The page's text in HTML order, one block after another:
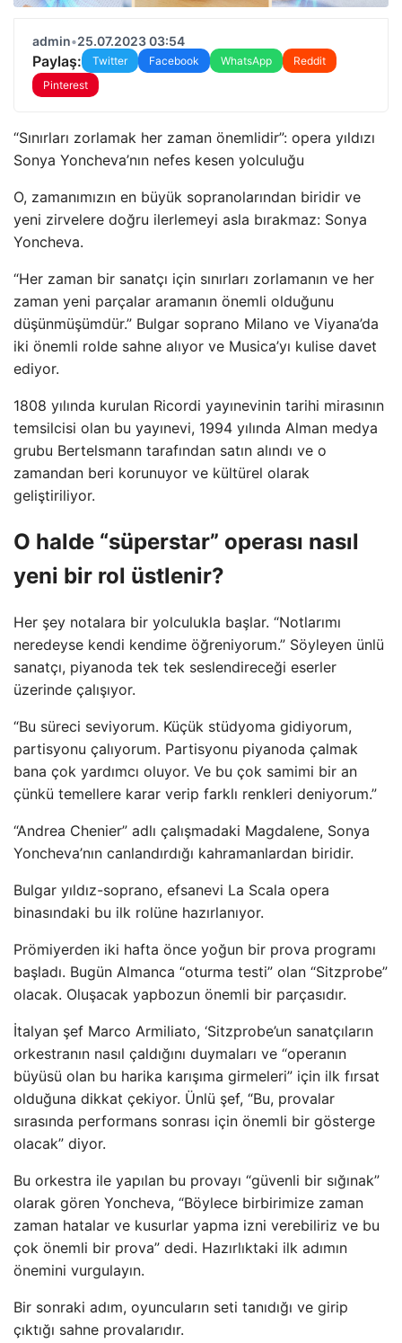
admin•25.07.2023 03:54
Paylaş: Twitter Facebook WhatsApp
Reddit
Pinterest
“Sınırları zorlamak her zaman önemlidir”: opera yıldızı
Sonya Yoncheva’nın nefes kesen yolculuğu
O, zamanımızın en büyük sopranolarından biridir ve
yeni zirvelere doğru ilerlemeyi asla bırakmaz: Sonya
Yoncheva.
“Her zaman bir sanatçı için sınırları zorlamanın ve her
zaman yeni parçalar aramanın önemli olduğunu
düşünmüşümdür.” Bulgar soprano Milano ve Viyana’da
iki önemli rolde sahne alıyor ve Musica’yı kulise davet
ediyor.
1808 yılında kurulan Ricordi yayınevinin tarihi mirasının
temsilcisi olan bu yayınevi, 1994 yılında Alman medya
grubu Bertelsmann tarafından satın alındı ​​ve o
zamandan beri korunuyor ve kültürel olarak
geliştiriliyor.
O halde “süperstar” operası nasıl
yeni bir rol üstlenir?
Her şey notalara bir yolculukla başlar. “Notlarımı
neredeyse kendi kendime öğreniyorum.” Söyleyen ünlü
sanatçı, piyanoda tek tek seslendireceği eserler
üzerinde çalışıyor.
“Bu süreci seviyorum. Küçük stüdyoma gidiyorum,
partisyonu çalıyorum. Partisyonu piyanoda çalmak
bana çok yardımcı oluyor. Ve bu çok samimi bir an
çünkü temellere karar verip farklı renkleri deniyorum.”
“Andrea Chenier” adlı çalışmadaki Magdalene, Sonya
Yoncheva’nın canlandırdığı kahramanlardan biridir.
Bulgar yıldız-soprano, efsanevi La Scala opera
binasındaki bu ilk rolüne hazırlanıyor.
Prömiyerden iki hafta önce yoğun bir prova programı
başladı. Bugün Almanca “oturma testi” olan “Sitzprobe”
olacak. Oluşacak yapbozun önemli bir parçasıdır.
İtalyan şef Marco Armiliato, ‘Sitzprobe’un sanatçıların
orkestranın nasıl çaldığını duymaları ve “operanın
büyüsü olan bu harika karışıma girmeleri” için ilk fırsat
olduğuna dikkat çekiyor. Ünlü şef, “Bu, provalar
sırasında performans sonrası için önemli bir gösterge
olacak” diyor.
Bu orkestra ile yapılan bu provayı “güvenli bir sığınak”
olarak gören Yoncheva, “Böylece birbirimize zaman
zaman hatalar ve kusurlar yapma izni verebiliriz ve bu
çok önemli bir prova” dedi. Hazırlıktaki ilk adımın
önemini vurgulayın.
Bir sonraki adım, oyuncuların seti tanıdığı ve girip
çıktığı sahne provalarıdır.